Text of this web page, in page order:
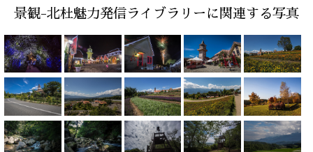
景観-北杜魅力発信ライブラリーに関連する写真